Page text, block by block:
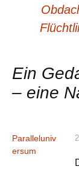
Ein
– eine
Paralleluniv
ersum